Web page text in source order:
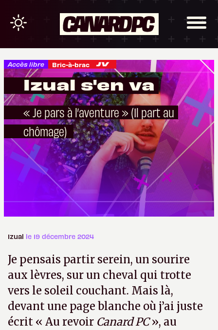
Accès libre Bric-à-brac
Izual s'en va
« Je pars à l’aventure » (Il part au
chômage)
Izual le 19 décembre 2024
Je pensais partir serein, un sourire
aux lèvres, sur un cheval qui trotte
vers le soleil couchant. Mais là,
devant une page blanche où j’ai juste
écrit « Au revoir Canard PC», au